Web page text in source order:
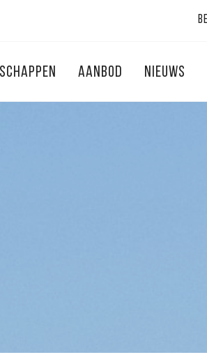
AANBOD NIEUWS